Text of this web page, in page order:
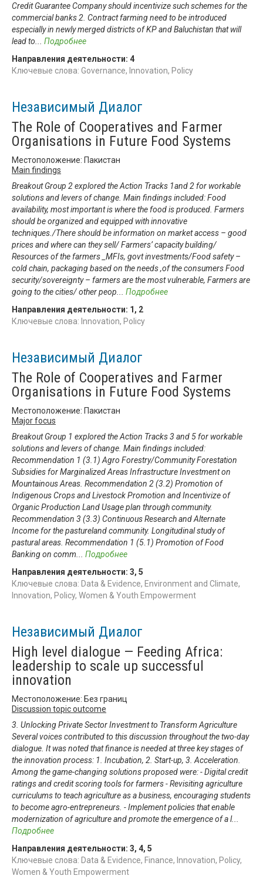
Credit Guarantee Company should incentivize such schemes for the
commercial banks 2. Contract farming need to be introduced
especially in newly merged districts of KP and Baluchistan that will
lead to
Подробнее
Направления деятельности: 4
Ключевые слова: Governance, Innovation, Policy
Независимый Диалог
The Role of Cooperatives and Farmer
Organisations in Future Food Systems
Местоположение: Пакистан
Main findings
Breakout Group 2 explored the Action Tracks 1and 2 for workable
solutions and levers of change. Main findings included: Food
availability, most important is where the food is produced. Farmers
should be organized and equipped with innovative
techniques./There should be information on market access – good
prices and where can they sell/ Farmers’ capacity building/
Resources of the farmers _MFIs, govt investments/Food safety –
cold chain, packaging based on the needs ,of the consumers Food
security/sovereignty – farmers are the most vulnerable, Farmers are
going to the cities/ other peop
Подробнее
Направления деятельности: 1 , 2
Ключевые слова: Innovation, Policy
Независимый Диалог
The Role of Cooperatives and Farmer
Organisations in Future Food Systems
Местоположение: Пакистан
Major focus
Breakout Group 1 explored the Action Tracks 3 and 5 for workable
solutions and levers of change. Main findings included:
Recommendation 1 (3.1) Agro Forestry/Community Forestation
Subsidies for Marginalized Areas Infrastructure Investment on
Mountainous Areas. Recommendation 2 (3.2) Promotion of
Indigenous Crops and Livestock Promotion and Incentivize of
Organic Production Land Usage plan through community.
Recommendation 3 (3.3) Continuous Research and Alternate
Income for the pastureland community. Longitudinal study of
pastural areas. Recommendation 1 (5.1) Promotion of Food
Banking on comm
Подробнее
Направления деятельности: 3, 5
Ключевые слова: Data & Evidence, Environment and Climate,
Innovation, Policy, Women & Youth Empowerment
Независимый Диалог
High level dialogue — Feeding Africa:
leadership to scale up successful
innovation
Местоположение: Без границ
Discussion topic outcome
3. Unlocking Private Sector Investment to Transform Agriculture
Several voices contributed to this discussion throughout the two-day
dialogue. It was noted that finance is needed at three key stages of
the innovation process: 1. Incubation, 2. Start-up, 3. Acceleration.
Among the game-changing solutions proposed were: - Digital credit
ratings and credit scoring tools for farmers - Revisiting agriculture
curriculums to teach agriculture as a business, encouraging students
to become agro-entrepreneurs. - Implement policies that enable
modernization of agriculture and promote the emergence of a l...
Подробнее
Направления деятельности: 3, 4, 5
Ключевые слова: Data & Evidence, Finance, Innovation, Policy,
Women & Youth Empowerment